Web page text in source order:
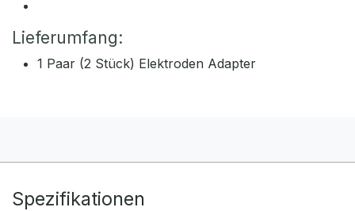
Lieferumfang:
1 Paar (2 Stück) Elektroden Adapter
Spezifikationen